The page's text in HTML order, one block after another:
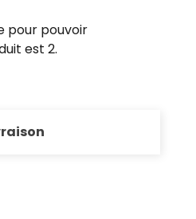
pour pouvoir
est 2.